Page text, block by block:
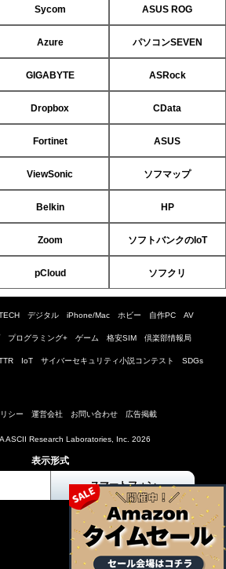
Sycom ASUS ROG
Azure パソコンSEVEN
GIGABYTE ASRock
Dropbox CData
Fortinet ASUS
ViewSonic ソフマップ
Belkin HP
Zoom ソフトバンクのIoT
pCloud ソフクリ
デジタル iPhone/Mac ホビー 自作PC AV
プログラミング+ ゲーム 格安SIM 倶楽部情報局
IoT サイバーセキュリティ小説コンテスト SDGs
シー 運営会社 お問い合わせ 広告掲載
ASCII Research Laboratories, Inc. 2026
表示形式
スマートフォン